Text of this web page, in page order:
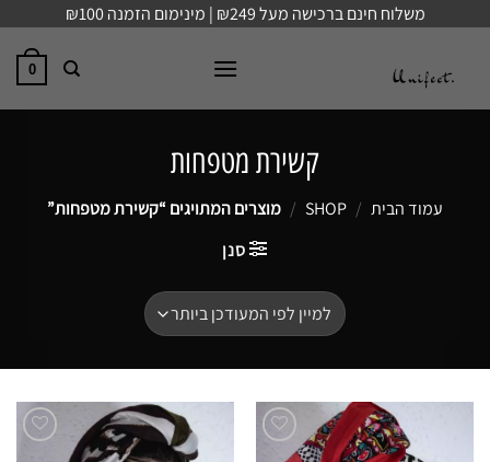
content
משלוח חינם ברכישה מעל ₪249 | מינימום הזמנה ₪100
0
קשירת מטפחות
עמוד הבית /
SHOP
/ מוצרים המתויגים “קשירת מטפחות”
סנן